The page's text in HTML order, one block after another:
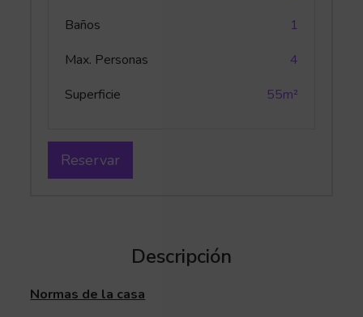
Baños
1
Max. Personas
4
Superficie
55m²
Reservar
Descripción
Normas de la casa